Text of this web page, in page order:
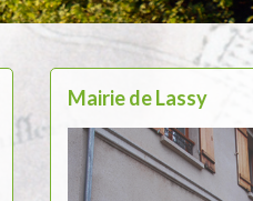
Mairie de Lassy